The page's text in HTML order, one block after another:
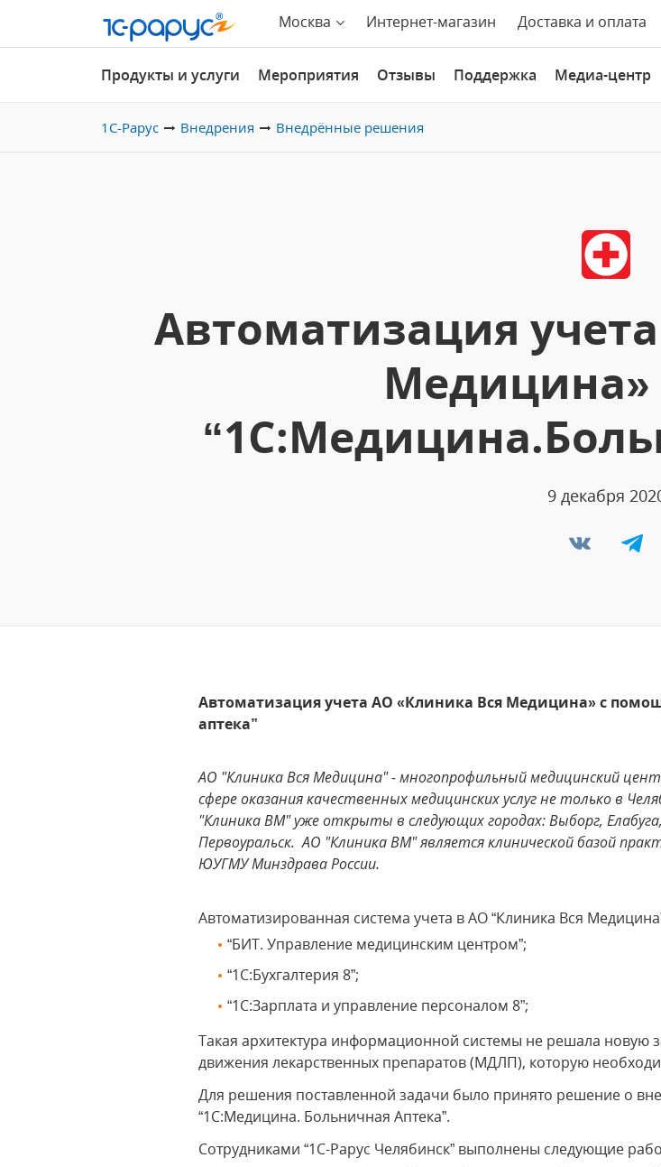
Москва Интернет-магазин Доставка и оплата
Продукты и услуги Мероприятия Отзывы Поддержка Медиа-центр
1С-Рарус Внедрения Внедрённые решения
Автоматизация
Медицина»
9 декабря
Автоматизация учета АО «Клиника Вся Медицина» с
аптека”
АО "Клиника Вся Медицина" - многопрофильный медицинский
сфере оказания качественных медицинских услуг не только в
"Клиника ВМ" уже открыты в следующих городах: Выборг,
Первоуральск. АО "Клиника ВМ" является клинической базой
ЮУГМУ Минздрава России.
Автоматизированная система учета в АО “Клиника Вся
“БИТ. Управление медицинским центром”;
“1С:Бухгалтерия 8”;
“1С:Зарплата и управление персоналом 8”;
Такая архитектура информационной системы не решала новую
движения лекарственных препаратов (МДЛП), которую
Для решения поставленной задачи было принято решение о
“1С:Медицина. Больничная Аптека”.
Сотрудниками “1С-Рарус Челябинск” выполнены следующие